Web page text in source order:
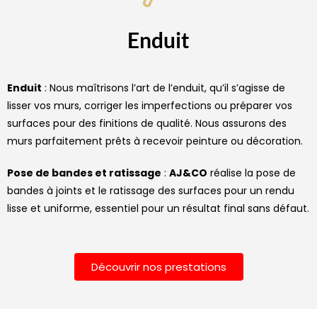
Enduit
Enduit : Nous maîtrisons l’art de l’enduit, qu’il s’agisse de
lisser vos murs, corriger les imperfections ou préparer vos
surfaces pour des finitions de qualité. Nous assurons des
murs parfaitement prêts à recevoir peinture ou décoration.
Pose de bandes et ratissage : AJ&CO réalise la pose de
bandes à joints et le ratissage des surfaces pour un rendu
lisse et uniforme, essentiel pour un résultat final sans défaut.
Découvrir nos prestations